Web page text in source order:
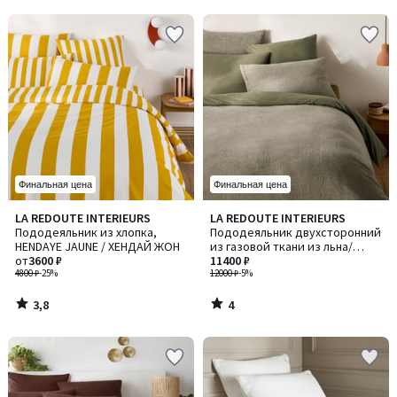
Финальная цена
LA REDOUTE INTERIEURS
Пододеяльник из хлопка,
HENDAYE JAUNE / ХЕНДАЙ ЖОН
4800 ₽-25%
от3600 ₽
3,8
/ 5
3,8
/
Финальная цена
LA REDOUTE INTERIEURS
Пододеяльник двухсторонний
из газовой ткани из льна/
хлопка Thesari / Тезари
12000 ₽-5%
11400 ₽
4
/
5
4
/